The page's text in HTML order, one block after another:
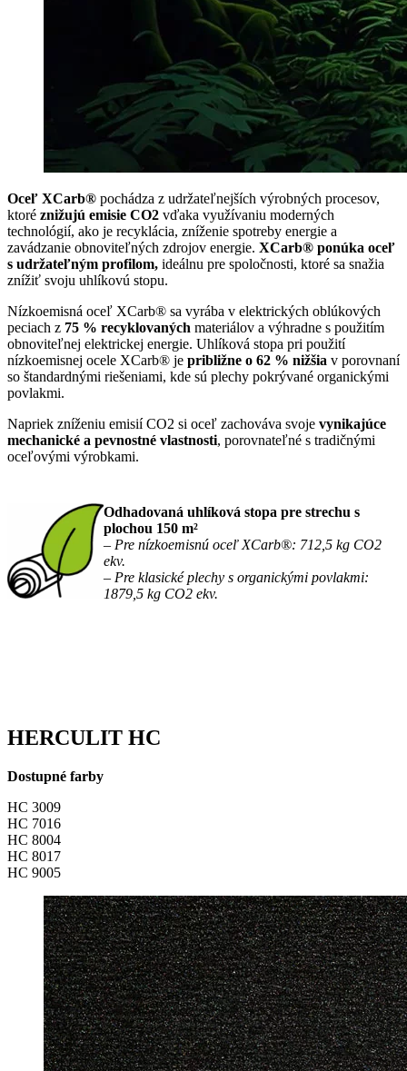
Oceľ XCarb® pochádza z udržateľnejších výrobných procesov,
ktoré znižujú emisie CO2 vďaka využívaniu moderných
technológií, ako je recyklácia, zníženie spotreby energie a
zavádzanie obnoviteľných zdrojov energie. XCarb® ponúka oceľ
s udržateľným profilom, ideálnu pre spoločnosti, ktoré sa snažia
znížiť svoju uhlíkovú stopu.
Nízkoemisná oceľ XCarb® sa vyrába v elektrických oblúkových
peciach z 75 % recyklovaných materiálov a výhradne s použitím
obnoviteľnej elektrickej energie. Uhlíková stopa pri použití
nízkoemisnej ocele XCarb® je približne o 62 % nižšia v porovnaní
so štandardnými riešeniami, kde sú plechy pokrývané organickými
povlakmi.
Napriek zníženiu emisií CO2 si oceľ zachováva svoje vynikajúce
mechanické a pevnostné vlastnosti, porovnateľné s tradičnými
oceľovými výrobkami.
Odhadovaná uhlíková stopa pre strechu s
plochou 150 m²
– Pre nízkoemisnú oceľ XCarb®: 712,5 kg CO2
ekv.
– Pre klasické plechy s organickými povlakmi:
1879,5 kg CO2 ekv.
HERCULIT HC
Dostupné farby
HC 3009
HC 7016
HC 8004
HC 8017
HC 9005